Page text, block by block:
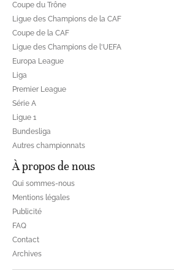
Coupe du Trône
Ligue des Champions de la CAF
Coupe de la CAF
Ligue des Champions de l'UEFA
Europa League
Liga
Premier League
Série A
Ligue 1
Bundesliga
Autres championnats
À propos de nous
Qui sommes-nous
Mentions légales
Publicité
FAQ
Contact
Archives